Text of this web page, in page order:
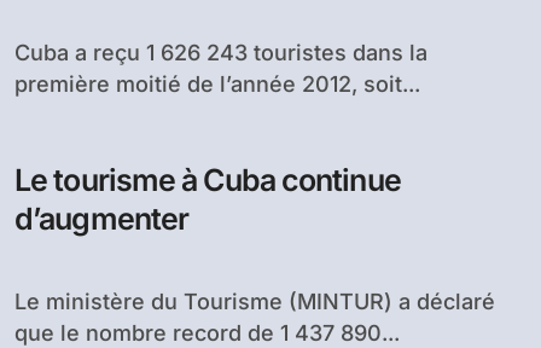
Cuba a reçu 1 626 243 touristes dans la
première moitié de l’année 2012, soit...
Le tourisme à Cuba continue
d’augmenter
Le ministère du Tourisme (MINTUR) a déclaré
que le nombre record de 1 437 890...